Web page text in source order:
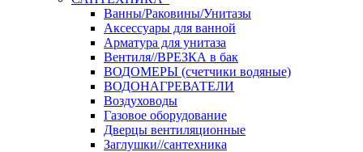
Ванны/Раковины/Унитазы
Аксессуары для ванной
Арматура для унитаза
Вентиля//ВРЕЗКА в бак
ВОДОМЕРЫ (счетчики водяные)
ВОДОНАГРЕВАТЕЛИ
Воздуховоды
Газовое оборудование
Дверцы вентиляционные
Заглушки//сантехника